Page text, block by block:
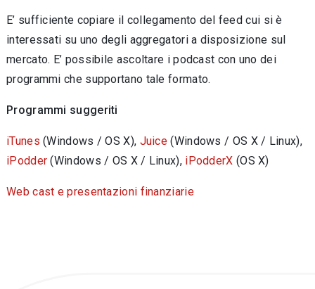
E’ sufficiente copiare il collegamento del feed cui si è
interessati su uno degli aggregatori a disposizione sul
mercato. E’ possibile ascoltare i podcast con uno dei
programmi che supportano tale formato.
Programmi suggeriti
iTunes (Windows / OS X), Juice(Windows / OS X / Linux),
iPodder (Windows / OS X / Linux), iPodderX (OS X)
Web cast e presentazioni finanziarie